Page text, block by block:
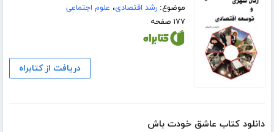
موضوع:رشد اقتصادی، علوم اجتماعی
۱۷۷ صفحه
دریافت از کتابراه
دانلود کتاب عاشق خودت باش